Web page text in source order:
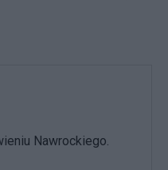
Nawrockiego.